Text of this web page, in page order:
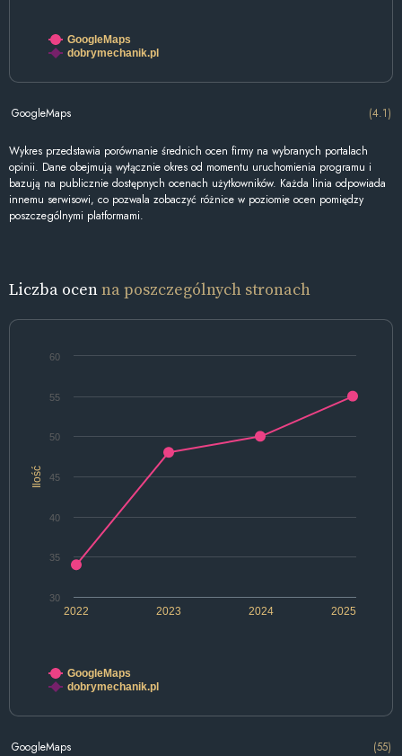
GoogleMaps
dobrymechanik.pl
GoogleMaps (4.1)
Wykres przedstawia porównanie średnich ocen firmy na wybranych portalach
opinii. Dane obejmują wyłącznie okres od momentu uruchomienia programu i
bazują na publicznie dostępnych ocenach użytkowników. Każda linia odpowiada
innemu serwisowi, co pozwala zobaczyć różnice w poziomie ocen pomiędzy
poszczególnymi platformami.
Liczba ocenna poszczególnych stronach
Ilość
2022 2024
2023 2025
30
35
40
45
50
55
60
GoogleMaps
dobrymechanik.pl
GoogleMaps (55)